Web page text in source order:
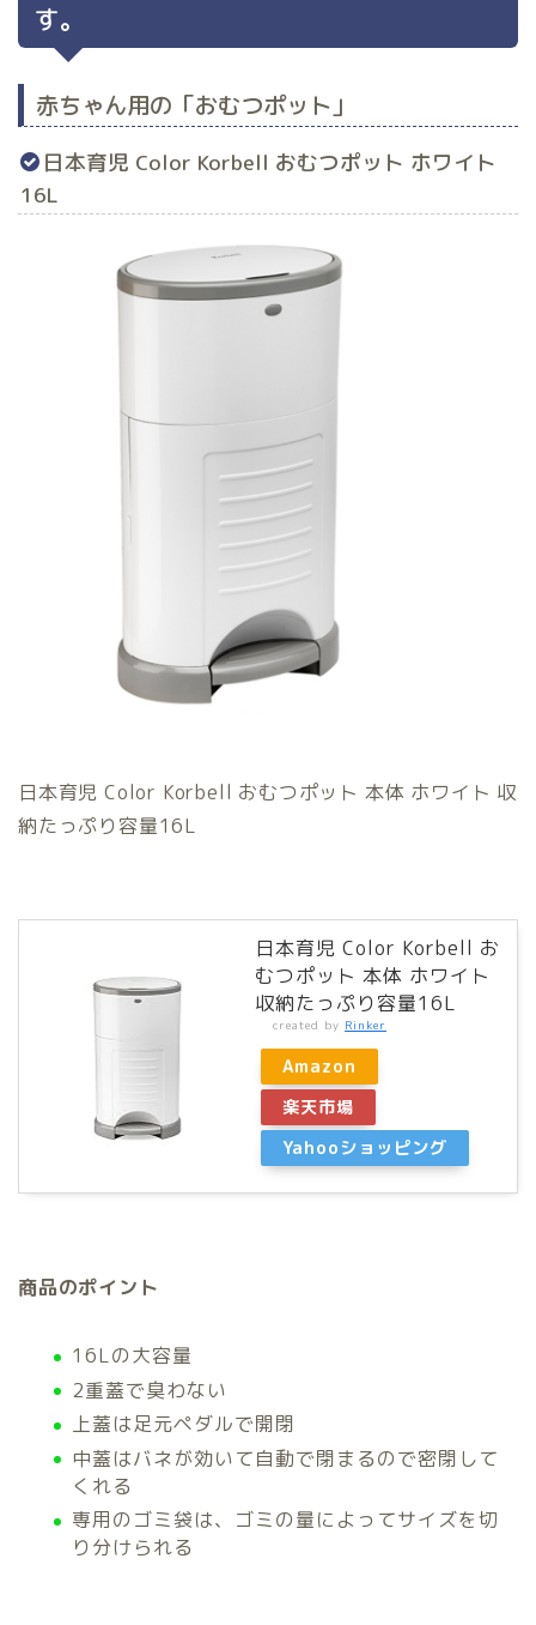
す。
赤ちゃん用の「おむつポット」
日本育児 Color Korbell おむつポット ホワイト
16L
日本育児 Color Korbell おむつポット 本体 ホワイト 収
納たっぷり容量16L
日本育児 Color Korbell お
むつポット 本体 ホワイト
収納たっぷり容量16L
created by Rinker
Amazon
楽天市場
Yahooショッピング
商品のポイント
16Lの大容量
2重蓋で臭わない
上蓋は足元ペダルで開閉
中蓋はバネが効いて自動で閉まるので密閉して
くれる
専用のゴミ袋は、ゴミの量によってサイズを切
り分けられる